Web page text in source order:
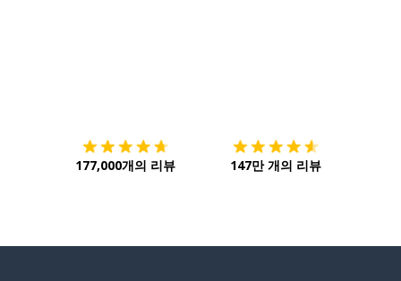
177,000개의 리뷰 147만 개의 리뷰